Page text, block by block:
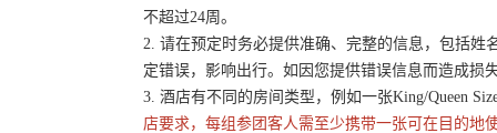
不超过24周。
2. 请在预定时务必提供准确、完整的信息，包括
定错误，影响出行。如因您提供错误信息而造成损
3. 酒店有不同的房间类型，例如一张King/Queen
店要求，每组参团客人需至少携带一张可在目的地